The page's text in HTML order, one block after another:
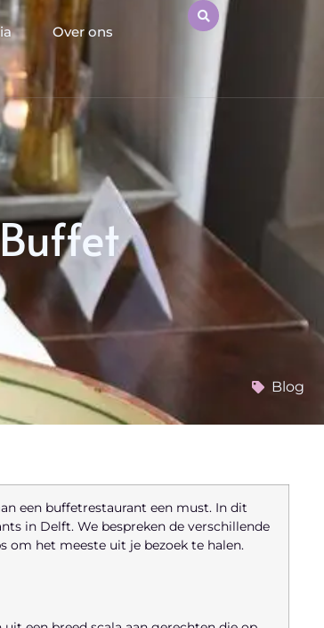
Over ons
Blog
een buffetrestaurant een must. In dit
in Delft. We bespreken de verschillende
om het meeste uit je bezoek te halen.